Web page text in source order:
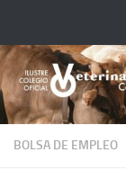
BOLSA DE EMPLEO